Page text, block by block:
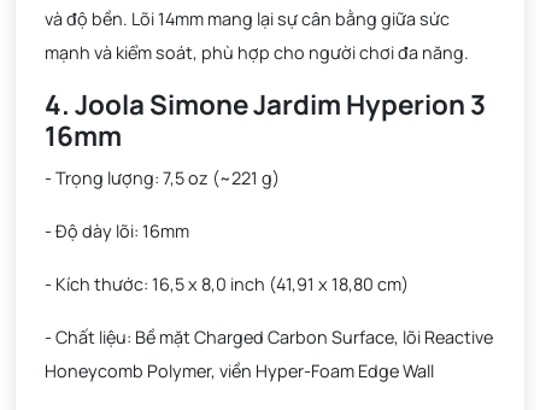
và độ bền. Lõi 14mm mang lại sự cân bằng giữa sức
mạnh và kiểm soát, phù hợp cho người chơi đa năng.
4. Joola Simone Jardim Hyperion 3
16mm
- Trọng lượng: 7,5 oz (~221 g)
- Độ dày lõi: 16mm
- Kích thước: 16,5 x 8,0 inch (41,91 x 18,80 cm)
- Chất liệu: Bề mặt Charged Carbon Surface, lõi Reactive
Honeycomb Polymer, viền Hyper-Foam Edge Wall